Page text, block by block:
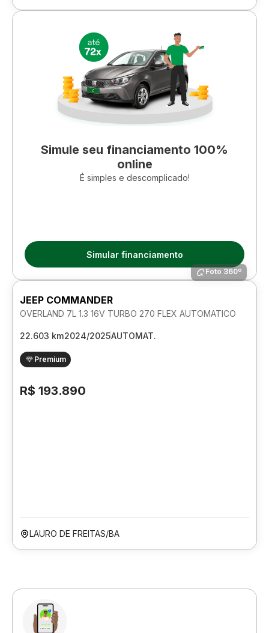
Simule seu financiamento 100%
online
É simples e descomplicado!
Simular financiamento
Foto 360º
JEEP COMMANDER
OVERLAND 7L 1.3 16V TURBO 270 FLEX AUTOMATICO
22.603 km2024/2025AUTOMAT.
Premium
R$ 193.890
LAURO DE FREITAS/BA